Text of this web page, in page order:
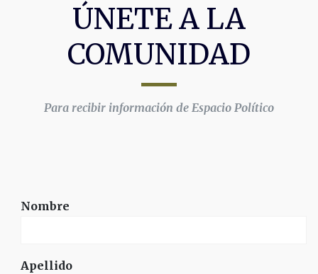
ÚNETE A LA
COMUNIDAD
Para recibir información de Espacio Político
Nombre
Apellido